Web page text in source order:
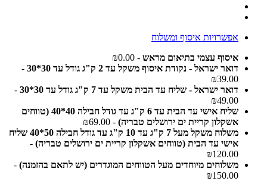
אפשרויות איסוף ומשלוח
איסוף עצמי בתיאום מראש - ₪0.00
דואר ישראל - נקודת איסוף משקל עד 2 ק"ג גודל עד 30*30
-
₪39.00
דואר ישראל - שליח עד הבית משקל עד 7 ק"ג גודל עד 30*30
-
₪49.00
שליח אישי עד הבית עד 6 ק"ג עד גודל חבילה 40*40 (טווחים
אשקלון קריית ים ירושלים טבריה) - ₪69.00
משלוח משקל מעל 7 ק"ג עד 10 ק"ג עד גודל חבילה 50*40 שליח
אישי עד הבית (טווחים אשקלון קריית ים ירושלים טבריה) -
₪120.00
משלוחים מיוחדים מעל הטווחים המוגדרים (יש לתאם בהזמנה) -
₪150.00